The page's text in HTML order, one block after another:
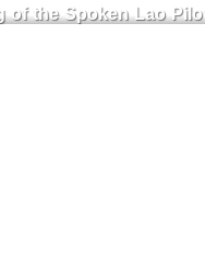
of the Spoken Lao